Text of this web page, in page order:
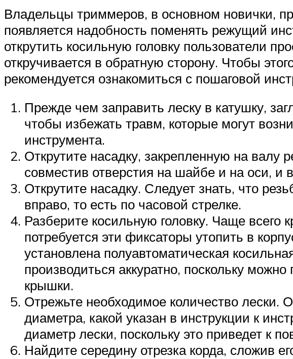
Владельцы триммеров, в основном новички,
появляется надобность поменять режущий
открутить косильную головку пользователи
откручивается в обратную сторону. Чтобы
рекомендуется ознакомиться с пошаговой
Прежде чем заправить леску в катушку,
чтобы избежать травм, которые могут
инструмента.
Открутите насадку, закрепленную на валу
совместив отверстия на шайбе и на оси, и
Открутите насадку. Следует знать, что
вправо, то есть по часовой стрелке.
Разберите косильную головку. Чаще всего
потребуется эти фиксаторы утопить в
установлена полуавтоматическая
производиться аккуратно, поскольку
крышки.
Отрежьте необходимое количество лески.
диаметра, какой указан в инструкции к
диаметр лески, поскольку это приведет к
Найдите середину отрезка корда, сложив